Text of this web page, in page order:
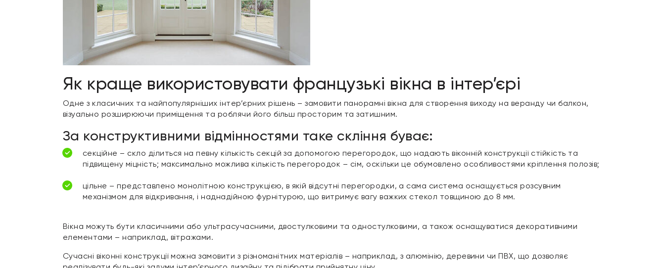
Як краще використовувати французькі вікна в інтер’єрі
Одне з класичних та найпопулярніших інтер’єрних рішень – замовити панорамні вікна для створення виходу на веранду чи балкон,
візуально розширюючи приміщення та роблячи його більш просторим та затишним.
За конструктивними відмінностями таке скління буває:
секційне – скло ділиться на певну кількість секцій за допомогою перегородок, що надають віконній конструкції стійкість та
підвищену міцність; максимально можлива кількість перегородок – сім, оскільки це обумовлено особливостями кріплення полозів;
цільне – представлено монолітною конструкцією, в якій відсутні перегородки, а сама система оснащується розсувним
механізмом для відкривання, і наднадійною фурнітурою, що витримує вагу важких стекол товщиною до 8 мм.
Вікна можуть бути класичними або ультрасучасними, двостулковими та одностулковими, а також оснащуватися декоративними
елементами – наприклад, вітражами.
Сучасні віконні конструкції можна замовити з різноманітних матеріалів – наприклад, з алюмінію, деревини чи ПВХ, що дозволяє